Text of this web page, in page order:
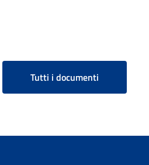
Tutti i documenti